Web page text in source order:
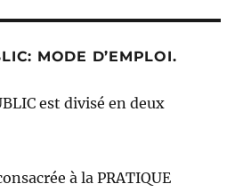
MODE D’EMPLOI.
est divisé en deux
à la PRATIQUE